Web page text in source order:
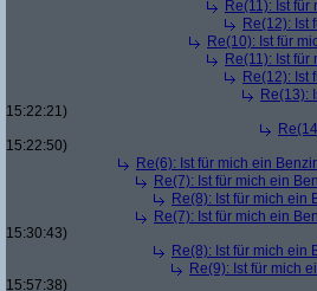
Re(11): Ist
Re(12): Ist
Re(10): Ist für
Re(11): Ist
Re(12): Ist
Re(13):
15:22:21)
15:22:50)
Re(6): Ist für mich ein
Re(7): Ist für mich ein
Re(8): Ist für mich ein
Re(7): Ist für mich ein
15:30:43)
Re(8): Ist für mich ein
Re(9): Ist für mich
15:57:38)